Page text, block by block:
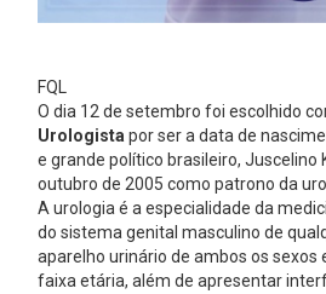
FQL
O dia 12 de setembro foi escolhido
Urologistapor ser a data de
e grande político brasileiro, Juscelino
outubro de 2005 como patrono da
A urologia é a especialidade da
do sistema genital masculino de
aparelho urinário de ambos os sexos
faixa etária, além de apresentar